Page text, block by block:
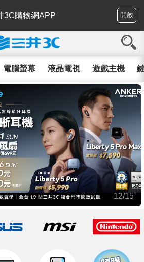
3C購物網APP 開啟
電腦螢幕 液晶電視 遊戲主機
12/15